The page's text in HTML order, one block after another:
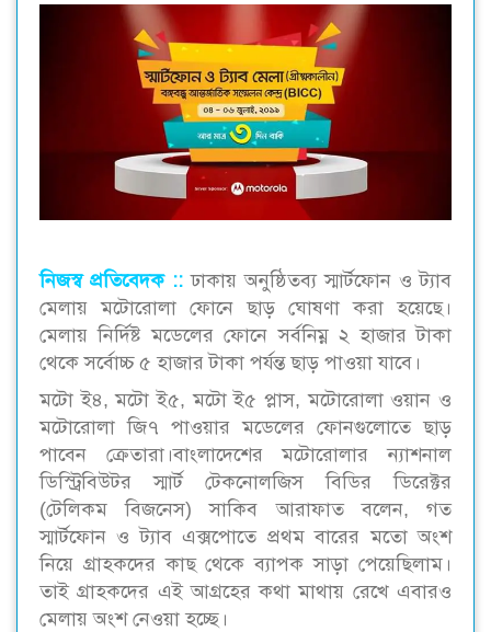
নিজস্ব প্রতিবেদক :: ঢাকায় অনুষ্ঠিতব্য স্মার্টফোন ও ট্যাব
মেলায় মটোরোলা ফোনে ছাড় ঘোষণা করা হয়েছে।
মেলায় নির্দিষ্ট মডেলের ফোনে সর্বনিম্ন ২ হাজার টাকা
থেকে সর্বোচ্চ ৫ হাজার টাকা পর্যন্ত ছাড় পাওয়া যাবে।
মটো ই৪, মটো ই৫, মটো ই৫ প্লাস, মটোরোলা ওয়ান ও
মটোরোলা জি৭ পাওয়ার মডেলের ফোনগুলোতে ছাড়
পাবেন ক্রেতারা।বাংলাদেশের মটোরোলার ন্যাশনাল
ডিস্ট্রিবিউটর স্মার্ট টেকনোলজিস বিডির ডিরেক্টর
(টেলিকম বিজনেস) সাকিব আরাফাত বলেন, গত
স্মার্টফোন ও ট্যাব এক্সপোতে প্রথম বারের মতো অংশ
নিয়ে গ্রাহকদের কাছ থেকে ব্যাপক সাড়া পেয়েছিলাম।
তাই গ্রাহকদের এই আগ্রহের কথা মাথায় রেখে এবারও
মেলায় অংশ নেওয়া হচ্ছে।